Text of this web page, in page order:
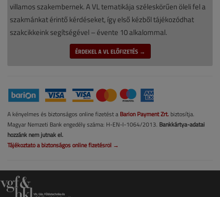
villamos szakembernek. A VL tematikája széleskörűen öleli fel a
szakmánkat érintő kérdéseket, így első kézből tájékozódhat
szakcikkeink segítségével – évente 10 alkalommal.
ÉRDEKEL A VL ELŐFIZETÉS →
A kényelmes és biztonságos online fizetést a Barion Payment Zrt. biztosítja.
Magyar Nemzeti Bank engedély száma: H-EN-I-1064/2013. Bankkártya-adatai
hozzánk nem jutnak el.
Tájékoztató a biztonságos online fizetésről →